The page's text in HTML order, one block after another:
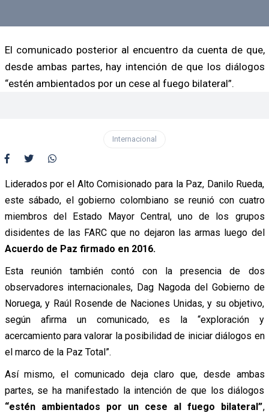
El comunicado posterior al encuentro da cuenta de que,
desde ambas partes, hay intención de que los diálogos
“estén ambientados por un cese al fuego bilateral”.
Internacional
Liderados por el Alto Comisionado para la Paz, Danilo Rueda,
este sábado, el gobierno colombiano se reunió con cuatro
miembros del Estado Mayor Central, uno de los grupos
disidentes de las FARC que no dejaron las armas luego del
Acuerdo de Paz firmado en 2016.
Esta reunión también contó con la presencia de dos
observadores internacionales, Dag Nagoda del Gobierno de
Noruega, y Raúl Rosende de Naciones Unidas, y su objetivo,
según afirma un comunicado, es la “exploración y
acercamiento para valorar la posibilidad de iniciar diálogos en
el marco de la Paz Total”.
Así mismo, el comunicado deja claro que, desde ambas
partes, se ha manifestado la intención de que los diálogos
“estén ambientados por un cese al fuego bilateral”,